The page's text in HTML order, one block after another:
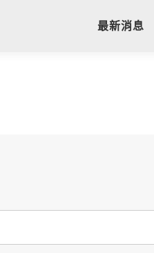
最新消息